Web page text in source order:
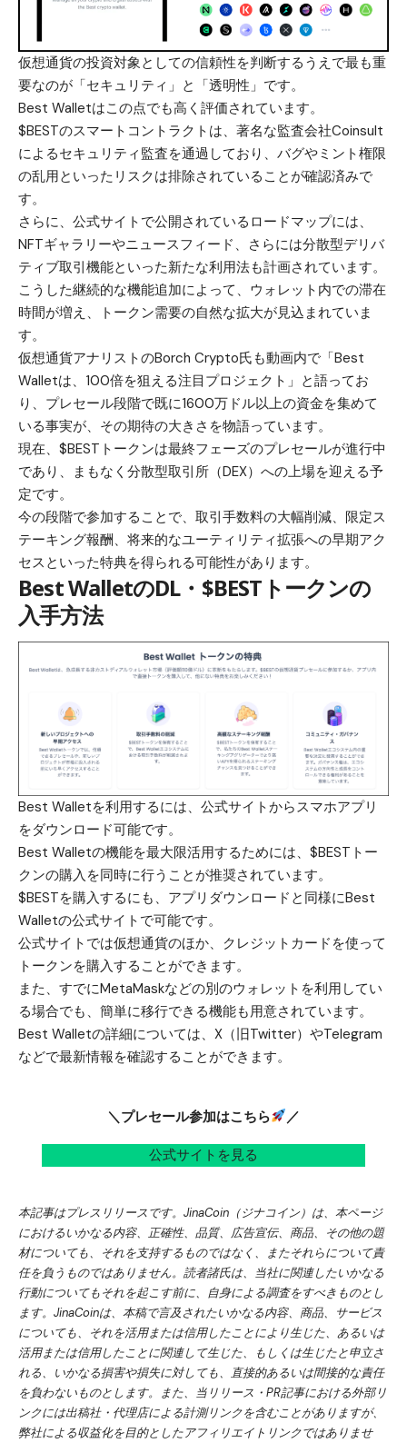
仮想通貨の投資対象としての信頼性を判断するうえで最も重
要なのが「セキュリティ」と「透明性」です。
Best Walletはこの点でも高く評価されています。
$BESTのスマートコントラクトは、著名な監査会社Coinsult
によるセキュリティ監査を通過しており、バグやミント権限
の乱用といったリスクは排除されていることが確認済みで
す。
さらに、公式サイトで公開されているロードマップには、
NFTギャラリーやニュースフィード、さらには分散型デリバ
ティブ取引機能といった新たな利用法も計画されています。
こうした継続的な機能追加によって、ウォレット内での滞在
時間が増え、トークン需要の自然な拡大が見込まれていま
す。
仮想通貨アナリストのBorch Crypto氏も動画内で「Best
Walletは、100倍を狙える注目プロジェクト」と語ってお
り、プレセール段階で既に1600万ドル以上の資金を集めて
いる事実が、その期待の大きさを物語っています。
現在、$BESTトークンは最終フェーズのプレセールが進行中
であり、まもなく分散型取引所（DEX）への上場を迎える予
定です。
今の段階で参加することで、取引手数料の大幅削減、限定ス
テーキング報酬、将来的なユーティリティ拡張への早期アク
セスといった特典を得られる可能性があります。
Best WalletのDL・$BESTトークンの
入手方法
Best Walletを利用するには、 公式サイトからスマホアプリ
をダウンロード可能です。
Best Walletの機能を最大限活用するためには、 $BESTトー
クンの購入を同時に行うことが推奨されています。
$BESTを購入するにも、アプリダウンロードと同様にBest
Walletの公式サイトで可能です。
公式サイトでは仮想通貨のほか、クレジットカードを使って
トークンを購入することができます。
また、すでにMetaMaskなどの別のウォレットを利用してい
る場合でも、簡単に移行できる機能も用意されています。
Best Walletの詳細については、 X（旧Twitter） やTelegram
などで最新情報を確認することができます。
＼プレセール参加はこちら ／
公式サイトを見る
本記事はプレスリリースです。JinaCoin（ジナコイン）は、本ページ
におけるいかなる内容、正確性、品質、広告宣伝、商品、その他の題
材についても、それを支持するものではなく、またそれらについて責
任を負うものではありません。読者諸氏は、当社に関連したいかなる
行動についてもそれを起こす前に、自身による調査をすべきものとし
ます。JinaCoinは、本稿で言及されたいかなる内容、商品、サービス
についても、それを活用または信用したことにより生じた、あるいは
活用または信用したことに関連して生じた、もしくは生じたと申立さ
れる、いかなる損害や損失に対しても、直接的あるいは間接的な責任
を負わないものとします。また、当リリース・PR記事における外部リ
ンクには出稿社・代理店による計測リンクを含むことがありますが、
弊社による収益化を目的としたアフィリエイトリンクではありませ